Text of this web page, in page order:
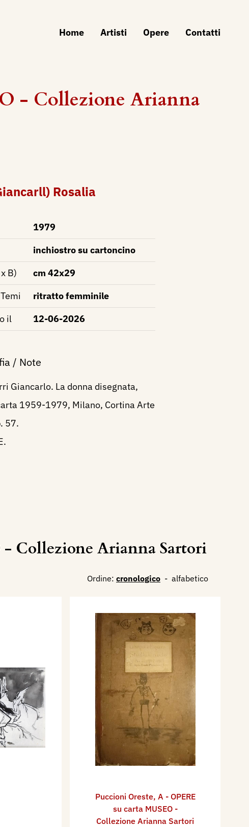
Home Artisti Opere Contatti
- Collezione Arianna
Rosalia
1979
inchiostro su cartoncino
B)
cm 42x29
ritratto femminile
il
12-06-2026
/ Note
Giancarlo. La donna disegnata,
1959-1979, Milano, Cortina Arte
57.
- Collezione Arianna Sartori
Ordine: cronologico - alfabetico
Puccioni Oreste, A - OPERE
su carta MUSEO -
Collezione Arianna Sartori